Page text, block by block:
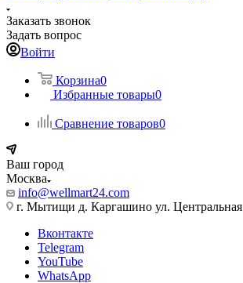
Заказать звонок
Задать вопрос
Войти
Корзина0
Избранные товары0
Сравнение товаров0
Ваш город
Москва
info@wellmart24.com
г. Мытищи д. Каргашино ул. Центральная
Вконтакте
Telegram
YouTube
WhatsApp